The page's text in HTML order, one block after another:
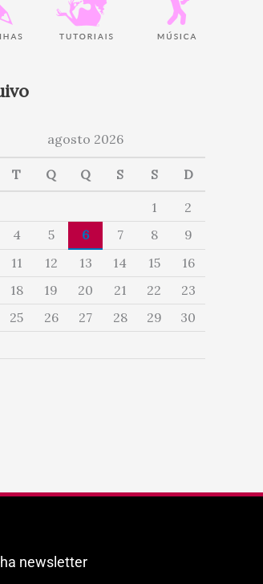
agosto 2026
T Q Q S S D
1
2
4 5 6 7 8
9
11 12 13 14 15
16
18 19 20 21 22
23
25 26 27 28 29
30
newsletter